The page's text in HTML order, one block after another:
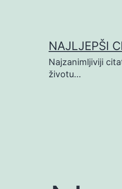
NAJLJEPŠI
Najzanimljiviji
životu…